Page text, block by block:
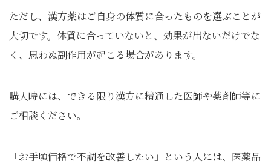
ただし、漢方薬はご自身の体質に合ったものを選ぶことが
大切です。体質に合っていないと、効果が出ないだけでな
く、思わぬ副作用が起こる場合があります。
購入時には、できる限り漢方に精通した医師や薬剤師等に
ご相談ください。
「お手頃価格で不調を改善したい」という人には、医薬品